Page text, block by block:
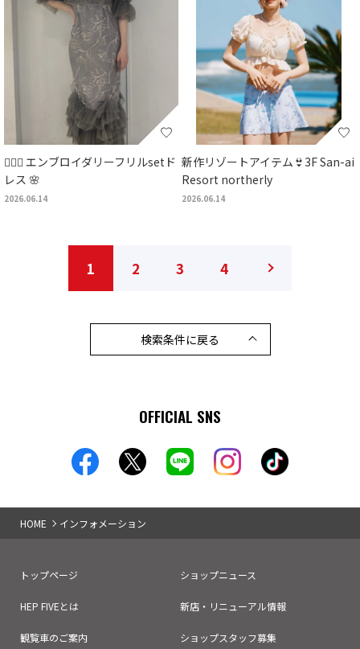
🧚🏻‍♀️ エンブロイダリーフリルsetド
レス 🌸
2026.06.14
新作リゾートアイテム👙3F San-ai
Resort northerly
2026.06.14
1 2 3 4
検索条件に戻る
OFFICIAL SNS
HOME インフォメーション
トップページ ショップニュース
HEP FIVEとは 新店・リニューアル情報
観覧車のご案内 ショップスタッフ募集